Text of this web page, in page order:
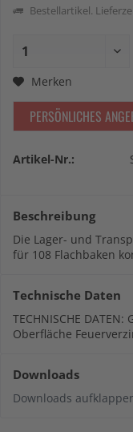
Bestellartikel.
Merken
PERSÖNLICHES
Artikel-Nr.:
Beschreibung
Die Lager- und
für 108 Flachbaken
Technische Daten
TECHNISCHE
Oberfläche
Downloads
Downloads